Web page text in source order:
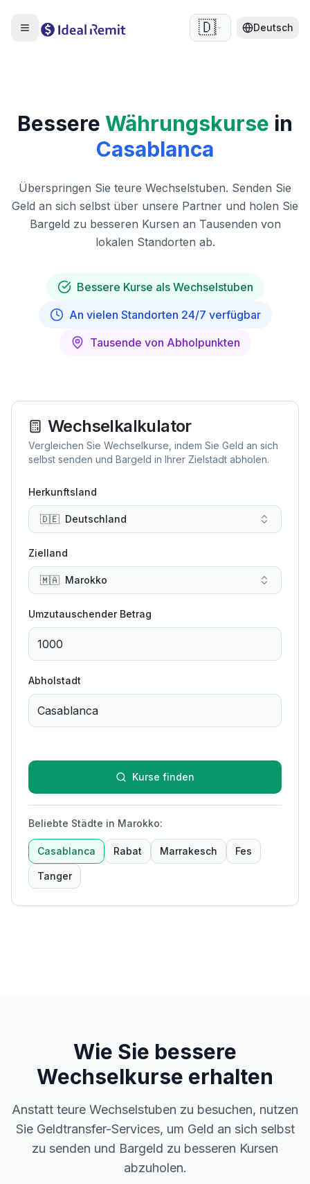
🇩🇪 Deutsch
Bessere Währungskurse in
Casablanca
Überspringen Sie teure Wechselstuben. Senden Sie
Geld an sich selbst über unsere Partner und holen Sie
Bargeld zu besseren Kursen an Tausenden von
lokalen Standorten ab.
Bessere Kurse als Wechselstuben
An vielen Standorten 24/7 verfügbar
Tausende von Abholpunkten
Wechselkalkulator
Vergleichen Sie Wechselkurse, indem Sie Geld an sich
selbst senden und Bargeld in Ihrer Zielstadt abholen.
Herkunftsland
🇩🇪 Deutschland
Zielland
🇲🇦 Marokko
Umzutauschender Betrag
Abholstadt
Kurse finden
Beliebte Städte in Marokko:
Casablanca Rabat Marrakesch Fes
Tanger
Wie Sie bessere
Wechselkurse erhalten
Anstatt teure Wechselstuben zu besuchen, nutzen
Sie Geldtransfer-Services, um Geld an sich selbst
zu senden und Bargeld zu besseren Kursen
abzuholen.